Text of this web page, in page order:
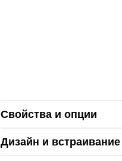
Свойства и опции
Дизайн и встраивание